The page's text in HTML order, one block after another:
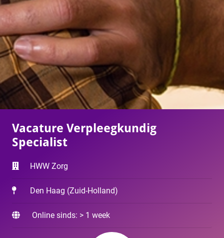
Vacature Verpleegkundig
Specialist
HWW Zorg
Den Haag (Zuid-Holland)
Online sinds: > 1 week